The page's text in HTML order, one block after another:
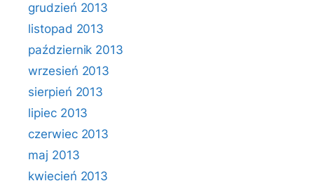
grudzień 2013
listopad 2013
październik 2013
wrzesień 2013
sierpień 2013
lipiec 2013
czerwiec 2013
maj 2013
kwiecień 2013